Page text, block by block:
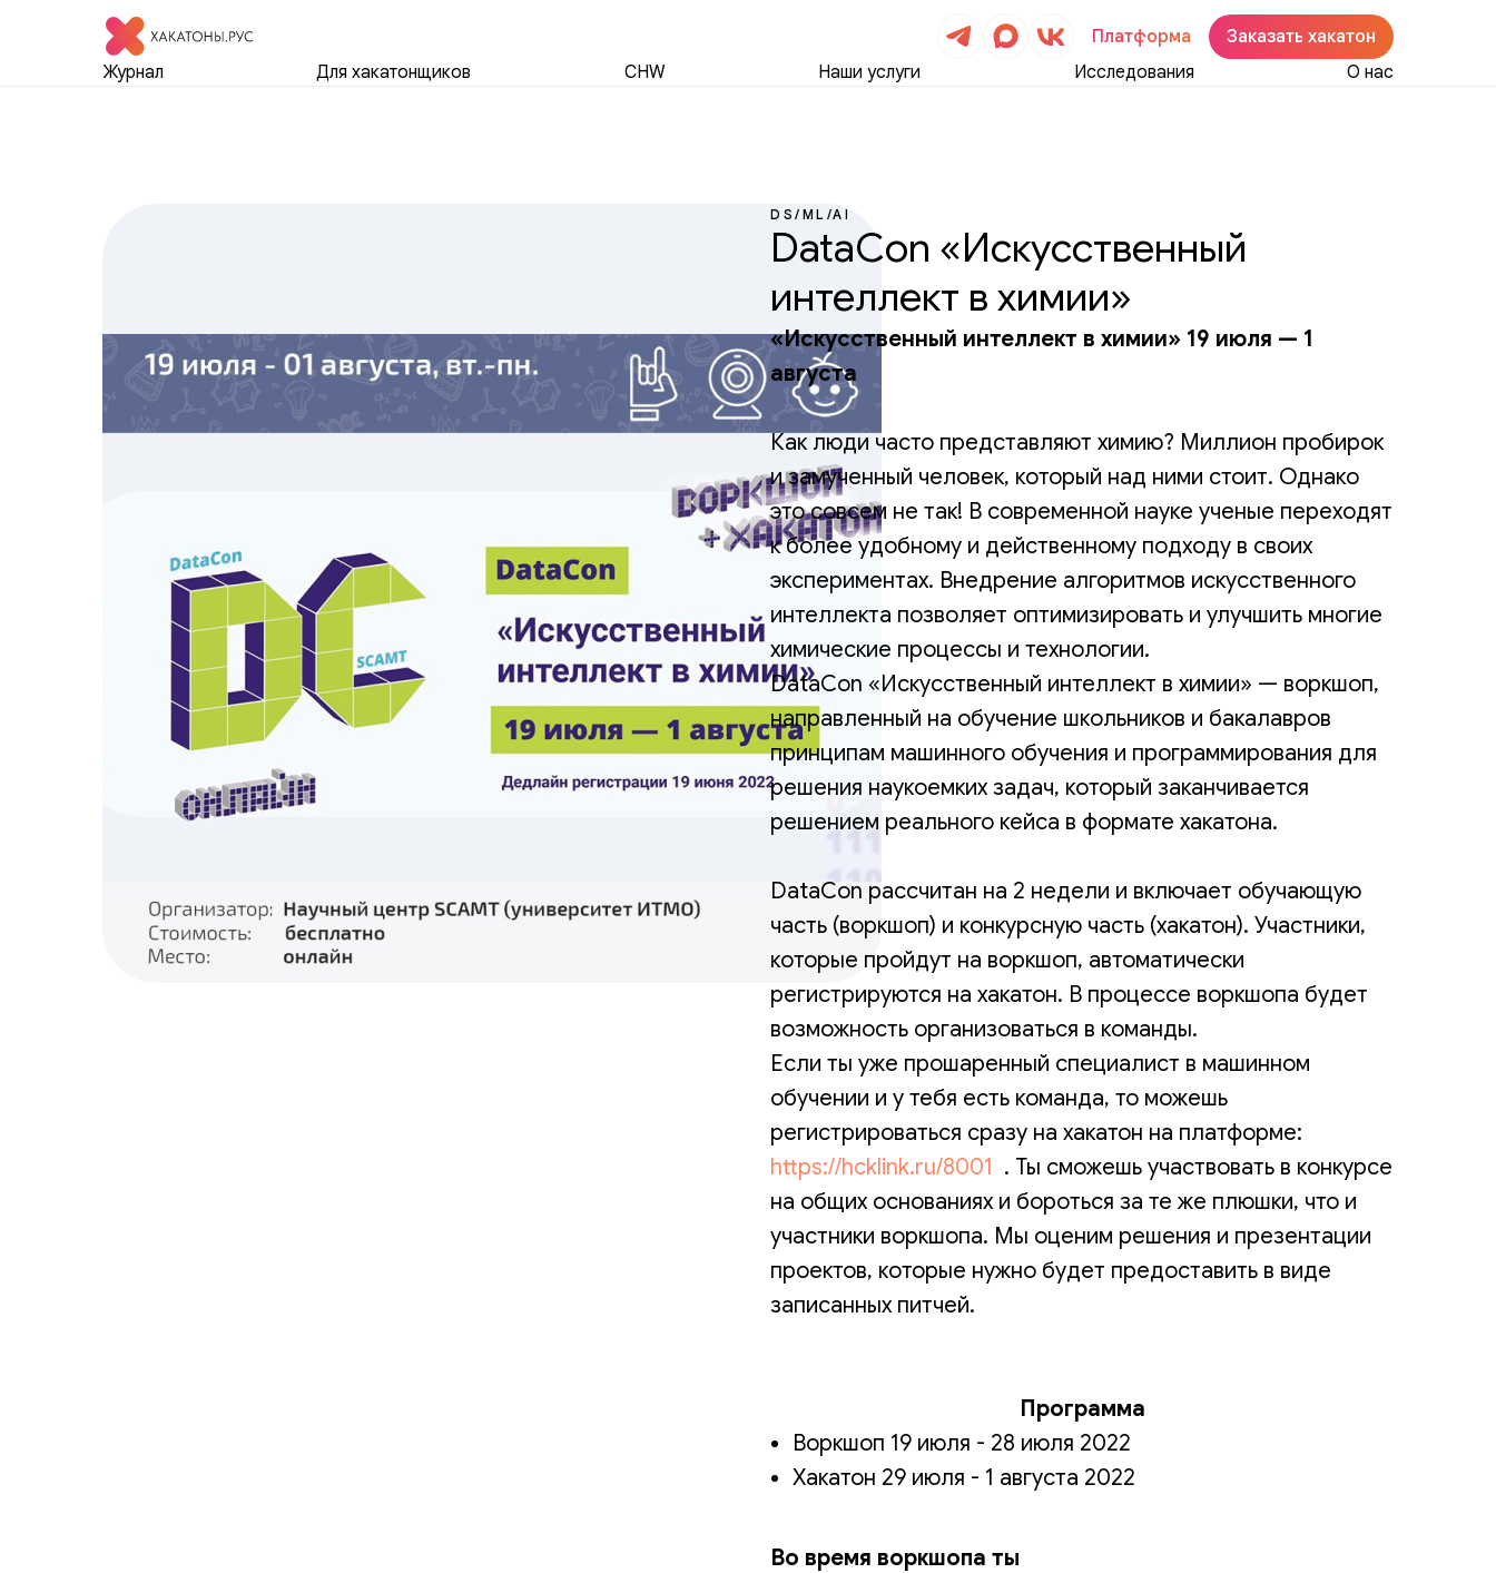
Платформа
Заказать хакатон
Журнал
Для хакатонщиков CHW Наши услуги Исследования О нас
DS/ML/AI
DataCon «Искусственный
интеллект в химии»
«Искусственный интеллект в химии» 19 июля — 1
августа
Как люди часто представляют химию? Миллион пробирок
и замученный человек, который над ними стоит. Однако
это совсем не так! В современной науке ученые переходят
к более удобному и действенному подходу в своих
экспериментах. Внедрение алгоритмов искусственного
интеллекта позволяет оптимизировать и улучшить многие
химические процессы и технологии.
DataCon «Искусственный интеллект в химии» — воркшоп,
направленный на обучение школьников и бакалавров
принципам машинного обучения и программирования для
решения наукоемких задач, который заканчивается
решением реального кейса в формате хакатона.
DataCon рассчитан на 2 недели и включает обучающую
часть (воркшоп) и конкурсную часть (хакатон). Участники,
которые пройдут на воркшоп, автоматически
регистрируются на хакатон. В процессе воркшопа будет
возможность организоваться в команды.
Если ты уже прошаренный специалист в машинном
обучении и у тебя есть команда, то можешь
регистрироваться сразу на хакатон на платформе:
https://hcklink.ru/8001 . Ты сможешь участвовать в конкурсе
на общих основаниях и бороться за те же плюшки, что и
участники воркшопа. Мы оценим решения и презентации
проектов, которые нужно будет предоставить в виде
записанных питчей.
Программа
Воркшоп 19 июля - 28 июля 2022
Хакатон 29 июля - 1 августа 2022
Во время воркшопа ты